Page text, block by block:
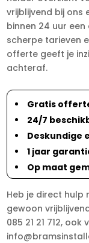
vrijblijvend bij ons
binnen 24 uur
scherpe tarieven
offerte geeft je
achteraf.
Gratis
24/7
Deskundige
1 jaar
Op maat
Heb je direct hulp
gewoon
085 21 21 712,